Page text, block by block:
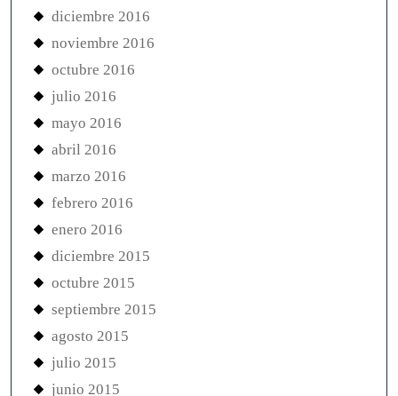
diciembre 2016
noviembre 2016
octubre 2016
julio 2016
mayo 2016
abril 2016
marzo 2016
febrero 2016
enero 2016
diciembre 2015
octubre 2015
septiembre 2015
agosto 2015
julio 2015
junio 2015